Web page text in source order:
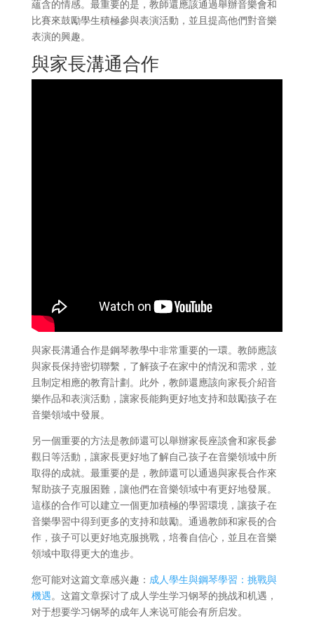
蘊含的情感。最重要的是，教師還應該通過舉辦音樂會和
比賽來鼓勵學生積極參與表演活動，並且提高他們對音樂
表演的興趣。
與家長溝通合作
與家長溝通合作是鋼琴教學中非常重要的一環。教師應該
與家長保持密切聯繫，了解孩子在家中的情況和需求，並
且制定相應的教育計劃。此外，教師還應該向家長介紹音
樂作品和表演活動，讓家長能夠更好地支持和鼓勵孩子在
音樂領域中發展。
另一個重要的方法是教師還可以舉辦家長座談會和家長參
觀日等活動，讓家長更好地了解自己孩子在音樂領域中所
取得的成就。最重要的是，教師還可以通過與家長合作來
幫助孩子克服困難，讓他們在音樂領域中有更好地發展。
這樣的合作可以建立一個更加積極的學習環境，讓孩子在
音樂學習中得到更多的支持和鼓勵。通過教師和家長的合
作，孩子可以更好地克服挑戰，培養自信心，並且在音樂
領域中取得更大的進步。
您可能对这篇文章感兴趣： 成人學生與鋼琴學習：挑戰與
機遇。这篇文章探讨了成人学生学习钢琴的挑战和机遇，
对于想要学习钢琴的成年人来说可能会有所启发。